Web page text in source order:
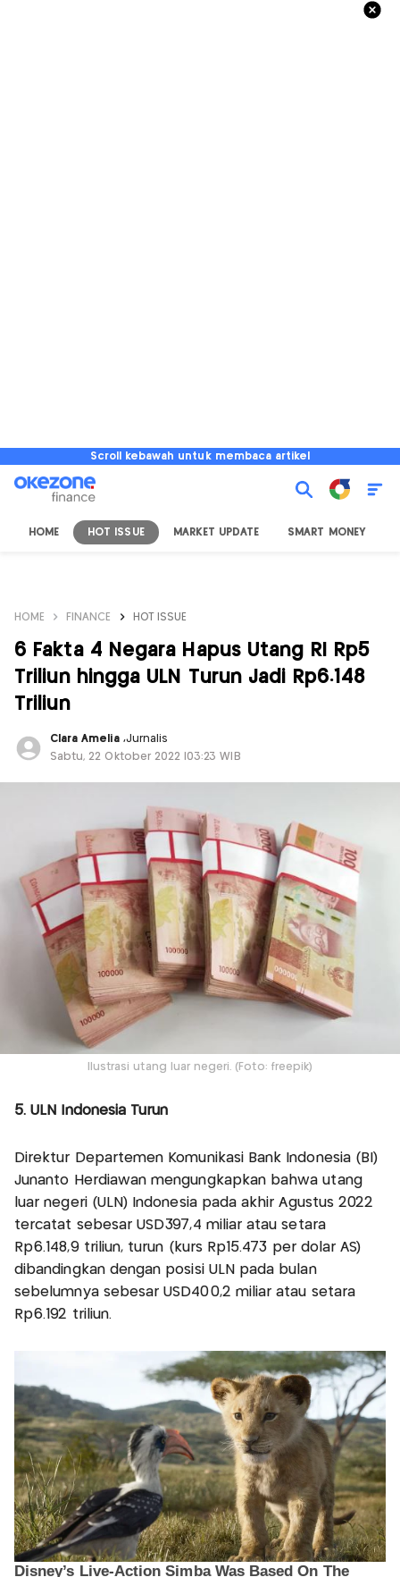
Scroll kebawah untuk membaca artikel
HOME HOT ISSUE MARKET UPDATE SMART MONEY
HOME FINANCE HOT ISSUE
6 Fakta 4 Negara Hapus Utang RI Rp5
Triliun hingga ULN Turun Jadi Rp6.148
Triliun
Clara Amelia ,Jurnalis
Sabtu, 22 Oktober 2022 |03:23 WIB
Ilustrasi utang luar negeri. (Foto: freepik)
5. ULN Indonesia Turun
Direktur Departemen Komunikasi Bank Indonesia (BI)
Junanto Herdiawan mengungkapkan bahwa utang
luar negeri (ULN) Indonesia pada akhir Agustus 2022
tercatat sebesar USD397,4 miliar atau setara
Rp6.148,9 triliun, turun (kurs Rp15.473 per dolar AS)
dibandingkan dengan posisi ULN pada bulan
sebelumnya sebesar USD400,2 miliar atau setara
Rp6.192 triliun.